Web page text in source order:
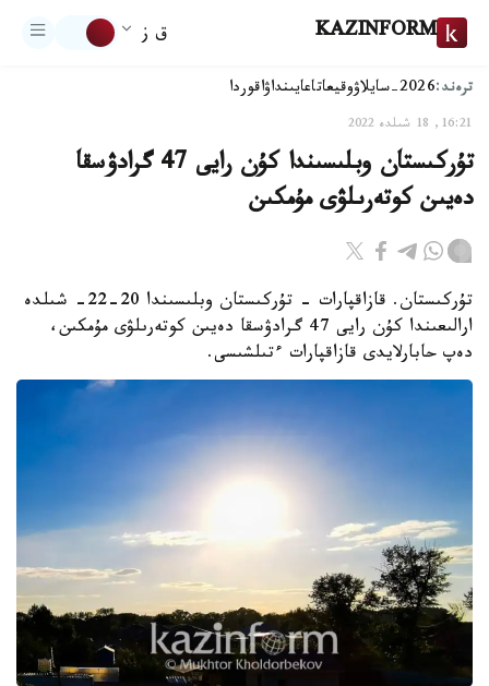
KAZINFORM ق ز
ترەند:2026-سايلاۋ وقيعاتاعايىنداۋاقوردا
16:21, 18 شىلدە 2022
تۇركىستان وبلىسىندا كۇن رايى 47 گرادۋسقا
دەيىن كوتەرىلۋى مۇمكىن
تۇركىستان. قازاقپارات - تۇركىستان وبلىسىندا 20-22- شىلدە
ارالىعىندا كۇن رايى 47 گرادۋسقا دەيىن كوتەرىلۋى مۇمكىن،
دەپ حابارلايدى قازاقپارات ءتىلشىسى.